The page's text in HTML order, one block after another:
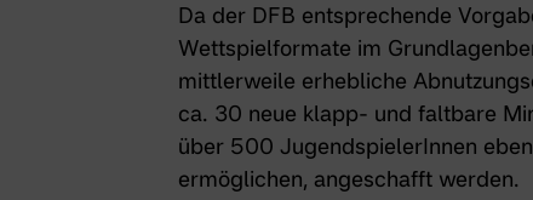
Da der DFB entsprechende
Wettspielformate im
mittlerweile erhebliche
ca. 30 neue klapp- und faltbare
über 500 JugendspielerInnen
ermöglichen, angeschafft werden.